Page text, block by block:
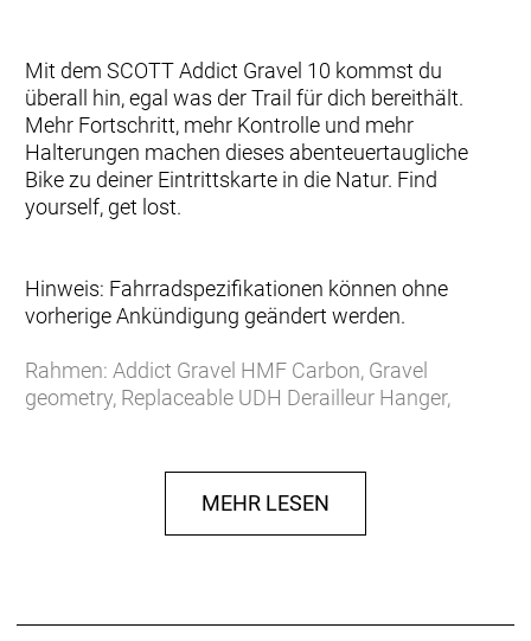
Mit dem SCOTT Addict Gravel 10 kommst du
überall hin, egal was der Trail für dich bereithält.
Mehr Fortschritt, mehr Kontrolle und mehr
Halterungen machen dieses abenteuertaugliche
Bike zu deiner Eintrittskarte in die Natur. Find
yourself, get lost.
Hinweis: Fahrradspezifikationen können ohne
vorherige Ankündigung geändert werden.
Rahmen: Addict Gravel HMF Carbon, Gravel
geometry, Replaceable UDH Derailleur Hanger,
1/2´´ Eccentric Carbon steerer
Schaltwerk: SRAM FORCE XPLR AXS, 13 Speed
Electronic Shift System
MEHR LESEN